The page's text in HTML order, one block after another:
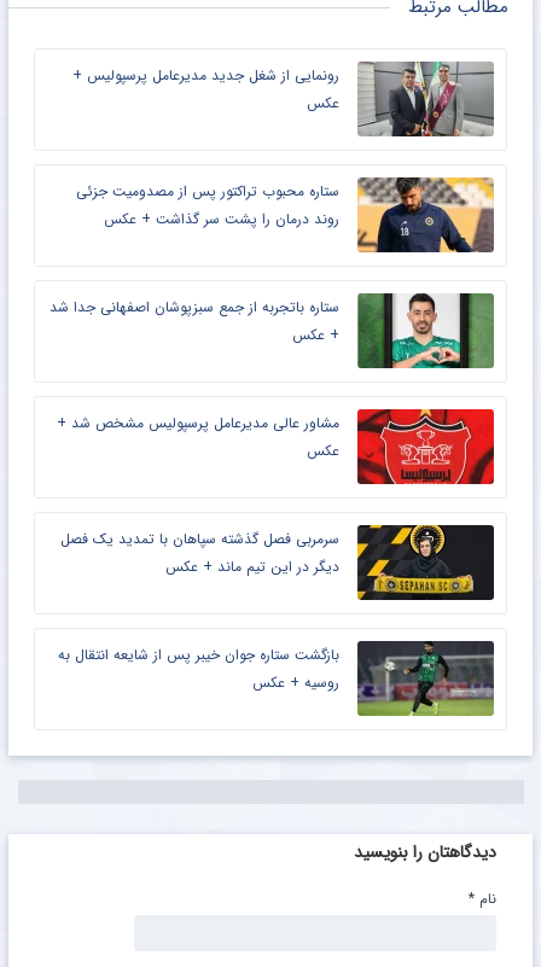
مطالب مرتبط
رونمایی از شغل جدید مدیرعامل پرسپولیس +
عکس
ستاره محبوب تراکتور پس از مصدومیت جزئی
روند درمان را پشت سر گذاشت + عکس
ستاره باتجربه از جمع سبزپوشان اصفهانی جدا شد
+ عکس
مشاور عالی مدیرعامل پرسپولیس مشخص شد +
عکس
سرمربی فصل گذشته سپاهان با تمدید یک فصل
دیگر در این تیم ماند + عکس
بازگشت ستاره جوان خیبر پس از شایعه انتقال به
روسیه + عکس
دیدگاهتان را بنویسید
نام *